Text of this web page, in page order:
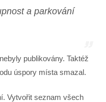
a parkování
publikovány. Taktéž
úspory místa smazal.
Vytvořit seznam všech